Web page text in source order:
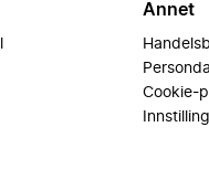
Annet
Cookie-